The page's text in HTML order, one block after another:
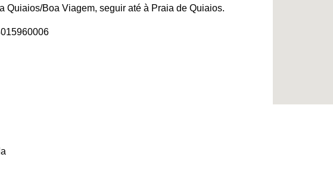
Quiaios/Boa Viagem, seguir até à Praia de Quiaios.